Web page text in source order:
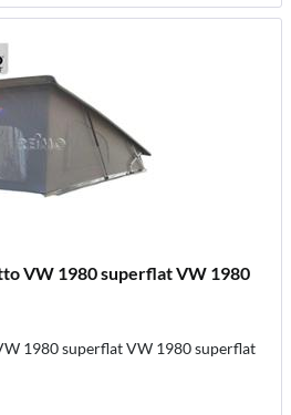
VW 1980 superflat VW 1980
1980 superflat VW 1980 superflat